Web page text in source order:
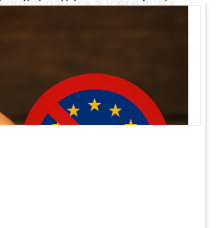
gått fra å være livets
egne molekyler plutselig
politikere jager
forsvinner realøkonomien
bakdøra.